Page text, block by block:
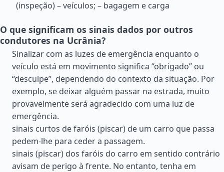
(inspeção) – veículos; – bagagem e carga
O que significam os sinais dados por outros
condutores na Ucrânia?
Sinalizar com as luzes de emergência enquanto o
veículo está em movimento significa “obrigado” ou
“desculpe”, dependendo do contexto da situação. Por
exemplo, se deixar alguém passar na estrada, muito
provavelmente será agradecido com uma luz de
emergência.
sinais curtos de faróis (piscar) de um carro que passa
pedem-lhe para ceder a passagem.
sinais (piscar) dos faróis do carro em sentido contrário
avisam de perigo à frente. No entanto, tenha em